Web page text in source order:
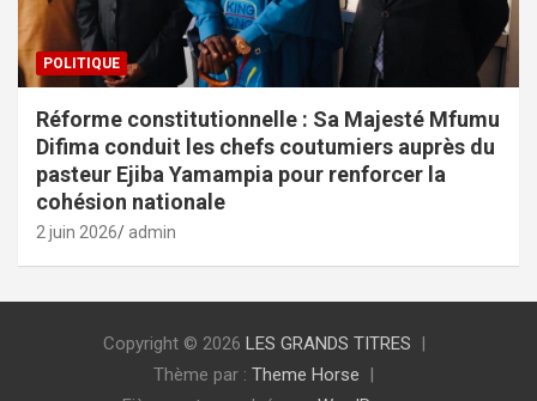
POLITIQUE
Réforme constitutionnelle : Sa Majesté Mfumu
Difima conduit les chefs coutumiers auprès du
pasteur Ejiba Yamampia pour renforcer la
cohésion nationale
2 juin 2026 admin
Copyright © 2026 LES GRANDS TITRES
Thème par : Theme Horse